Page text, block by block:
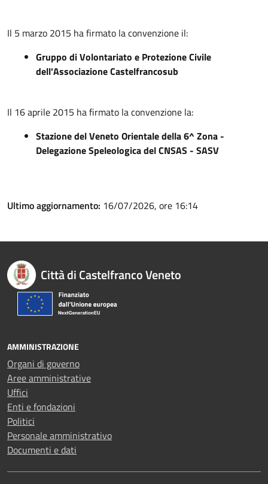
Il 5 marzo 2015 ha firmato la convenzione il:
Gruppo di Volontariato e Protezione Civile
dell'Associazione Castelfrancosub
Il 16 aprile 2015 ha firmato la convenzione la:
Stazione del Veneto Orientale della 6^ Zona -
Delegazione Speleologica del CNSAS - SASV
Ultimo aggiornamento: 16/07/2026, ore 16:14
Città di Castelfranco Veneto
AMMINISTRAZIONE
Organi di governo
Aree amministrative
Uffici
Enti e fondazioni
Politici
Personale amministrativo
Documenti e dati